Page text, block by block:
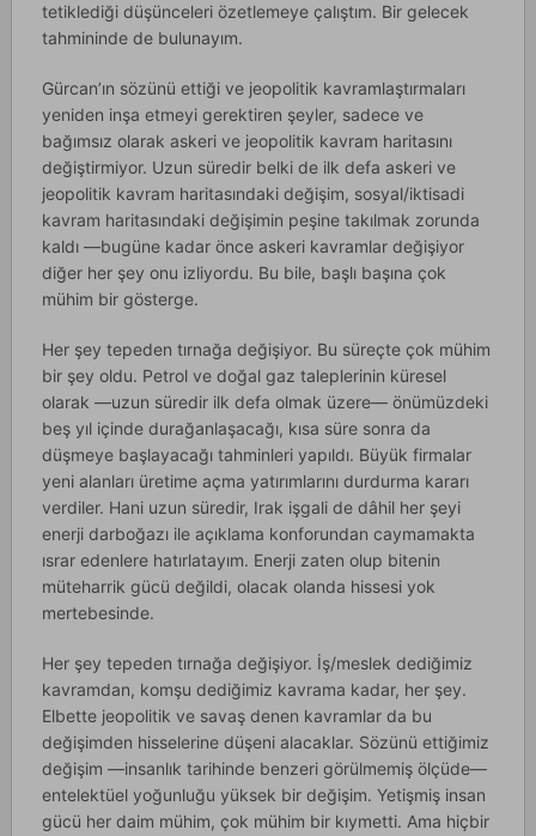
tetiklediği düşünceleri özetlemeye çalıştım. Bir gelecek
tahmininde de bulunayım.
Gürcan’ın sözünü ettiği ve jeopolitik kavramlaştırmaları
yeniden inşa etmeyi gerektiren şeyler, sadece ve
bağımsız olarak askeri ve jeopolitik kavram haritasını
değiştirmiyor. Uzun süredir belki de ilk defa askeri ve
jeopolitik kavram haritasındaki değişim, sosyal/iktisadi
kavram haritasındaki değişimin peşine takılmak zorunda
kaldı —bugüne kadar önce askeri kavramlar değişiyor
diğer her şey onu izliyordu. Bu bile, başlı başına çok
mühim bir gösterge.
Her şey tepeden tırnağa değişiyor. Bu süreçte çok mühim
bir şey oldu. Petrol ve doğal gaz taleplerinin küresel
olarak —uzun süredir ilk defa olmak üzere— önümüzdeki
beş yıl içinde durağanlaşacağı, kısa süre sonra da
düşmeye başlayacağı tahminleri yapıldı. Büyük firmalar
yeni alanları üretime açma yatırımlarını durdurma kararı
verdiler. Hani uzun süredir, Irak işgali de dâhil her şeyi
enerji darboğazı ile açıklama konforundan caymamakta
ısrar edenlere hatırlatayım. Enerji zaten olup bitenin
müteharrik gücü değildi, olacak olanda hissesi yok
mertebesinde.
Her şey tepeden tırnağa değişiyor. İş/meslek dediğimiz
kavramdan, komşu dediğimiz kavrama kadar, her şey.
Elbette jeopolitik ve savaş denen kavramlar da bu
değişimden hisselerine düşeni alacaklar. Sözünü ettiğimiz
değişim —insanlık tarihinde benzeri görülmemiş ölçüde—
entelektüel yoğunluğu yüksek bir değişim. Yetişmiş insan
gücü her daim mühim, çok mühim bir kıymetti. Ama hiçbir